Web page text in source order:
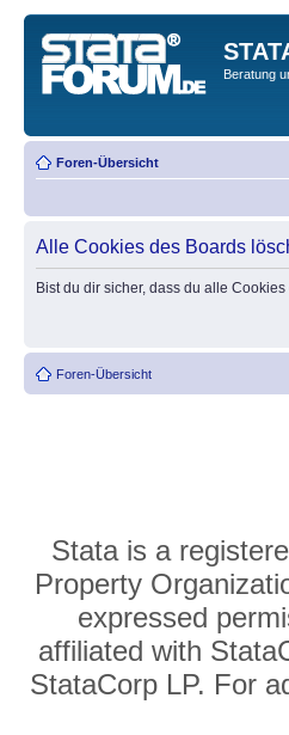
Beratung
Foren-Übersicht
Alle Cookies des Boards
Bist du dir sicher, dass du alle
Foren-Übersicht
Stata is a
Property
expressed
affiliated with
StataCorp LP. For